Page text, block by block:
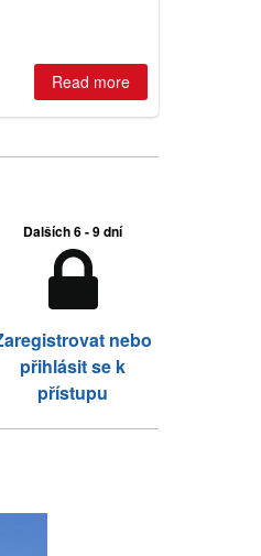
still open.
Read more
Dalších 6 - 9 dní
nebo
přihlásit se k
přístupu